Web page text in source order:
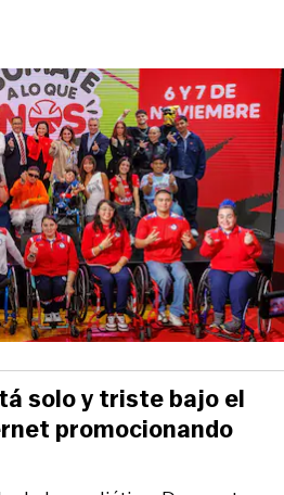
solo y triste bajo el
promocionando